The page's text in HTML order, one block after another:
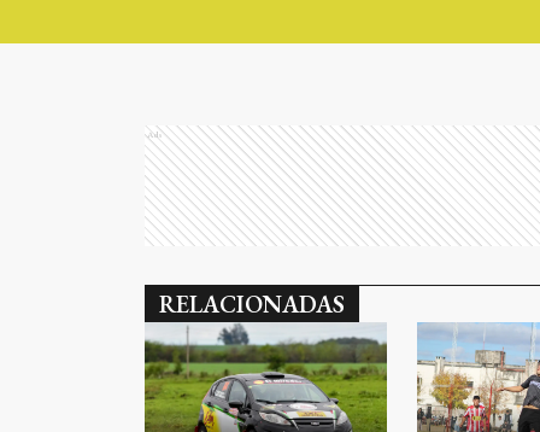
Ads
RELACIONADAS